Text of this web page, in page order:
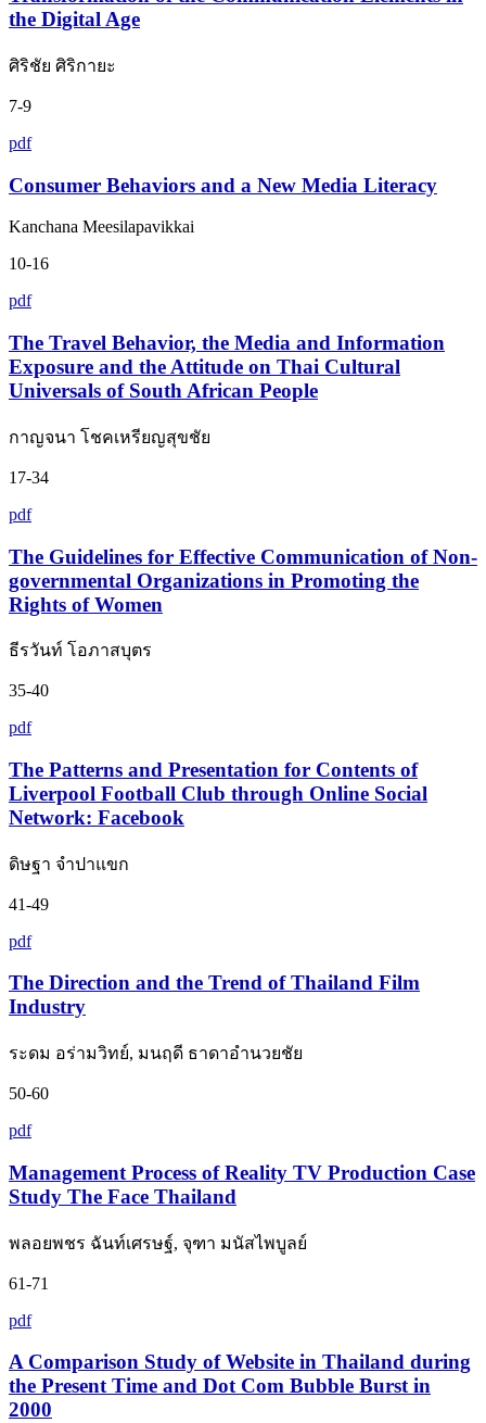
the Digital Age
ศิริชัย ศิริกายะ
7-9
pdf
Consumer Behaviors and a New Media Literacy
Kanchana Meesilapavikkai
10-16
pdf
The Travel Behavior, the Media and Information
Exposure and the Attitude on Thai Cultural
Universals of South African People
กาญจนา โชคเหรียญสุขชัย
17-34
pdf
The Guidelines for Effective Communication of Non-
governmental Organizations in Promoting the
Rights of Women
ธีรวันท์ โอภาสบุตร
35-40
pdf
The Patterns and Presentation for Contents of
Liverpool Football Club through Online Social
Network: Facebook
ดิษฐา จำปาแขก
41-49
pdf
The Direction and the Trend of Thailand Film
Industry
ระดม อร่ามวิทย์, มนฤดี ธาดาอำนวยชัย
50-60
pdf
Management Process of Reality TV Production Case
Study The Face Thailand
พลอยพชร ฉันท์เศรษฐ์, จุฑา มนัสไพบูลย์
61-71
pdf
A Comparison Study of Website in Thailand during
the Present Time and Dot Com Bubble Burst in
2000